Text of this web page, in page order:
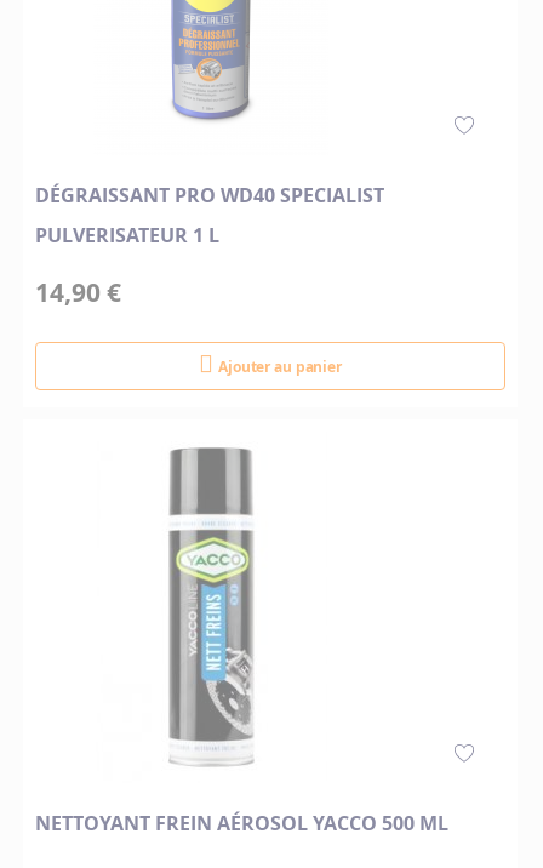
DÉGRAISSANT PRO WD40 SPECIALIST
PULVERISATEUR 1 L
14,90 €
Ajouter au panier
NETTOYANT FREIN AÉROSOL YACCO 500 ML